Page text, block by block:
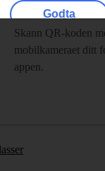
TUI-appen
Skann QR-koden
mobilkameraet ditt
appen.
Godta